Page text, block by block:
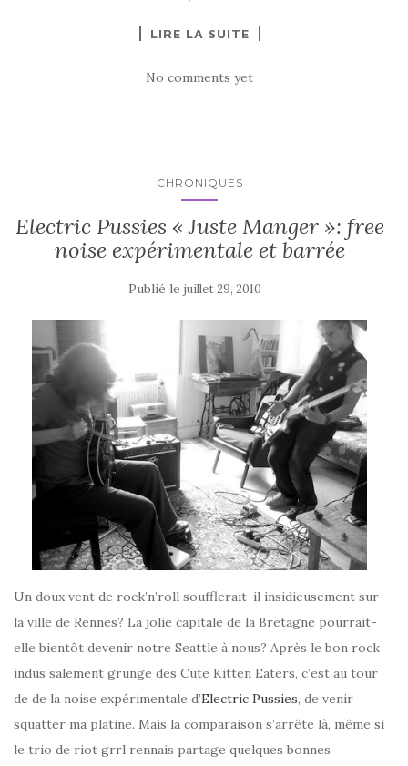
LIRE LA SUITE
No comments yet
CHRONIQUES
Electric Pussies « Juste Manger »: free
noise expérimentale et barrée
Publié le juillet 29, 2010
Un doux vent de rock’n’roll soufflerait-il insidieusement sur
la ville de Rennes? La jolie capitale de la Bretagne pourrait-
elle bientôt devenir notre Seattle à nous? Après le bon rock
indus salement grunge des Cute Kitten Eaters, c’est au tour
de de la noise expérimentale d’Electric Pussies, de venir
squatter ma platine. Mais la comparaison s’arrête là, même si
le trio de riot grrl rennais partage quelques bonnes